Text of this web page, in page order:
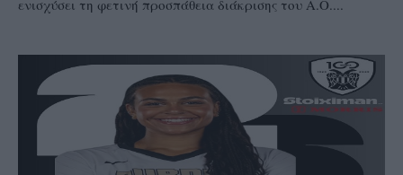
ενισχύσει τη φετινή προσπάθεια διάκρισης του Α.Ο....